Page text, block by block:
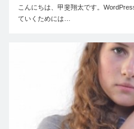
こんにちは、甲斐翔太です。
ていくためには…